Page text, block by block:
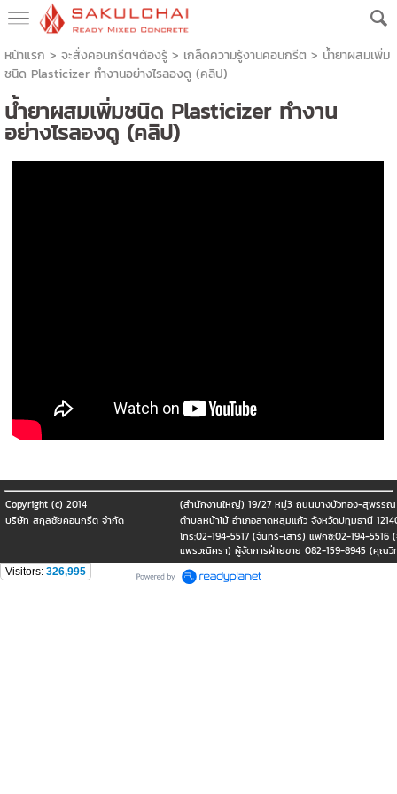
หน้าแรก > จะสั่งคอนกรีตฯต้องรู้ > เกล็ดความรู้งานคอนกรีต > น้ำยาผสมเพิ่ม
ชนิด Plasticizer ทำงานอย่างไรลองดู (คลิป)
น้ำยาผสมเพิ่มชนิด Plasticizer ทำงาน
อย่างไรลองดู (คลิป)
Copyright (c) 2014
(สำนักงานใหญ่) 19/27 หมู่3 ถนนบางบัวทอง-สุพรร
บริษัท สกุลชัยคอนกรีต จำกัด
ตำบลหน้าไม้ อำเภอลาดหลุมแก้ว จังหวัดปทุมธานี
โทร:02-194-5517 (จันทร์-เสาร์) แฟกซ์:02-194-
แพรวณิศรา) ผู้จัดการฝ่ายขาย 082-159-8945 (คุณวิ
Visitors: 326,995